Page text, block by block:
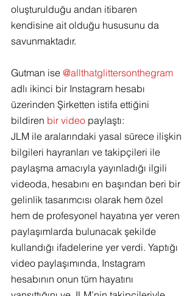
oluşturulduğu andan itibaren
kendisine ait olduğu hususunu da
savunmaktadır.
Gutman ise @allthatglittersonthegram
adlı ikinci bir Instagram hesabı
üzerinden Şirketten istifa ettiğini
bildiren bir video paylaştı:
JLM ile aralarındaki yasal sürece ilişkin
bilgileri hayranları ve takipçileri ile
paylaşma amacıyla yayınladığı ilgili
videoda, hesabını en başından beri bir
gelinlik tasarımcısı olarak hem özel
hem de profesyonel hayatına yer veren
paylaşımlarda bulunacak şekilde
kullandığı ifadelerine yer verdi. Yaptığı
video paylaşımında, Instagram
hesabının onun tüm hayatını